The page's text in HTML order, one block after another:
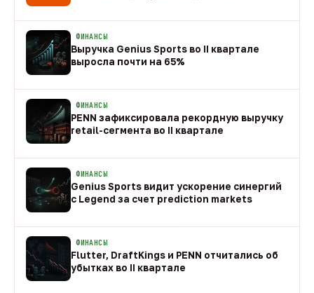
ФИНАНСЫ
Выручка Genius Sports во II квартале
выросла почти на 65%
ФИНАНСЫ
PENN зафиксировала рекордную выручку
retail-сегмента во II квартале
ФИНАНСЫ
Genius Sports видит ускорение синергий
с Legend за счет prediction markets
ФИНАНСЫ
Flutter, DraftKings и PENN отчитались об
убытках во II квартале